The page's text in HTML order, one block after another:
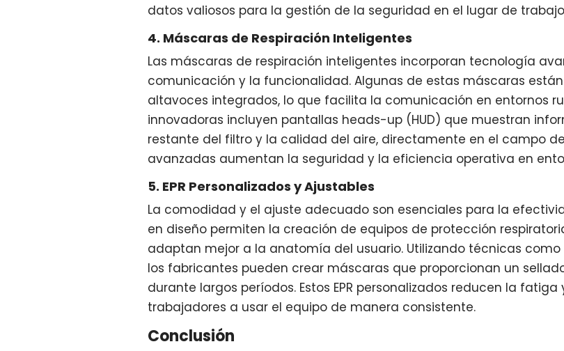
datos valiosos para la gestión de la seguridad en el lugar de
4. Máscaras de Respiración Inteligentes
Las máscaras de respiración inteligentes incorporan tecnología
comunicación y la funcionalidad. Algunas de estas máscaras
altavoces integrados, lo que facilita la comunicación en entornos
innovadoras incluyen pantallas heads-up (HUD) que muestran
restante del filtro y la calidad del aire, directamente en el campo
avanzadas aumentan la seguridad y la eficiencia operativa en
5. EPR Personalizados y Ajustables
La comodidad y el ajuste adecuado son esenciales para la
en diseño permiten la creación de equipos de protección
adaptan mejor a la anatomía del usuario. Utilizando técnicas
los fabricantes pueden crear máscaras que proporcionan un
durante largos períodos. Estos EPR personalizados reducen la
trabajadores a usar el equipo de manera consistente.
Conclusión